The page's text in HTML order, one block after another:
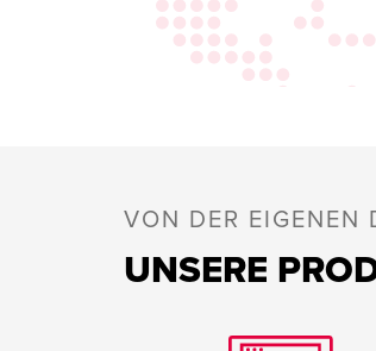
VON DER EIGENEN
UNSERE